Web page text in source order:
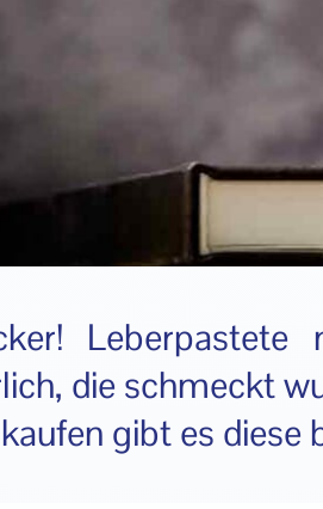
die schmeckt
gibt es diese